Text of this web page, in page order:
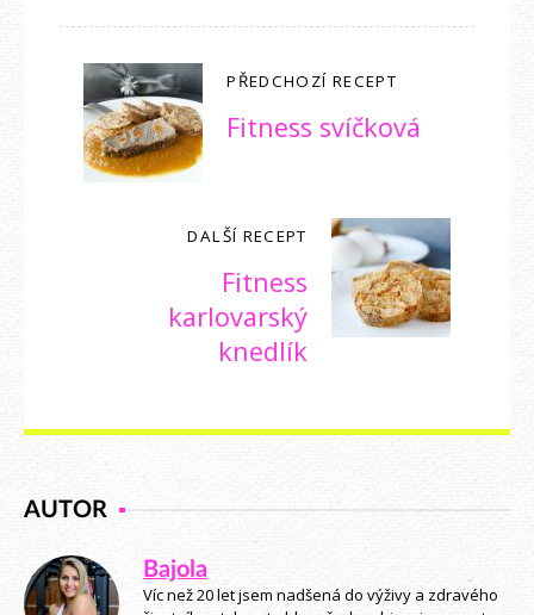
PŘEDCHOZÍ RECEPT
Fitness svíčková
DALŠÍ RECEPT
Fitness
karlovarský
knedlík
AUTOR
Bajola
Víc než 20 let jsem nadšená do výživy a zdravého